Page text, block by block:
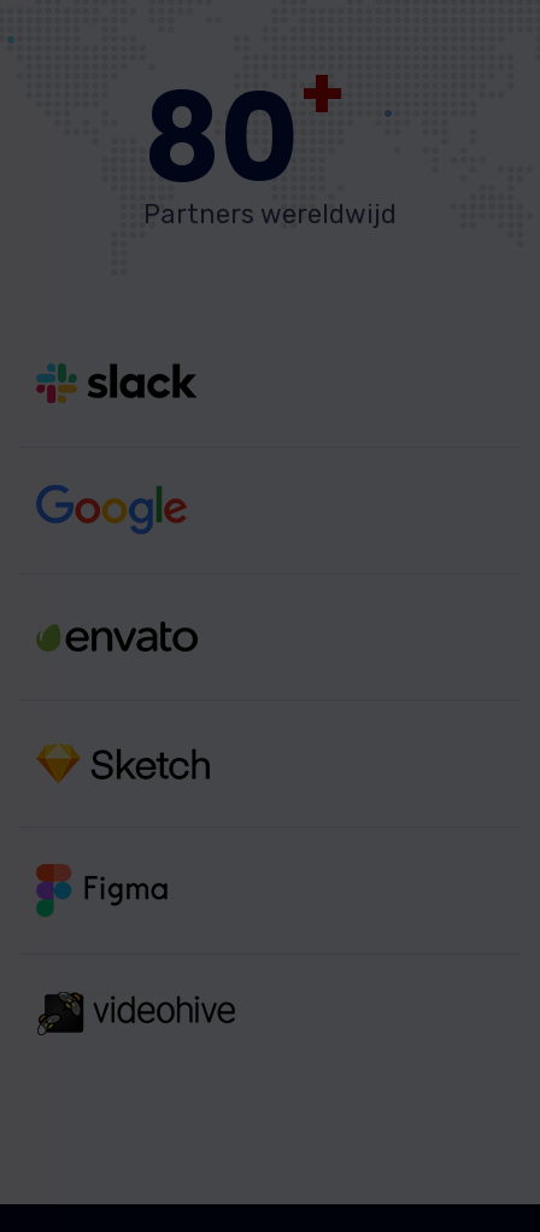
80+
Partners wereldwijd